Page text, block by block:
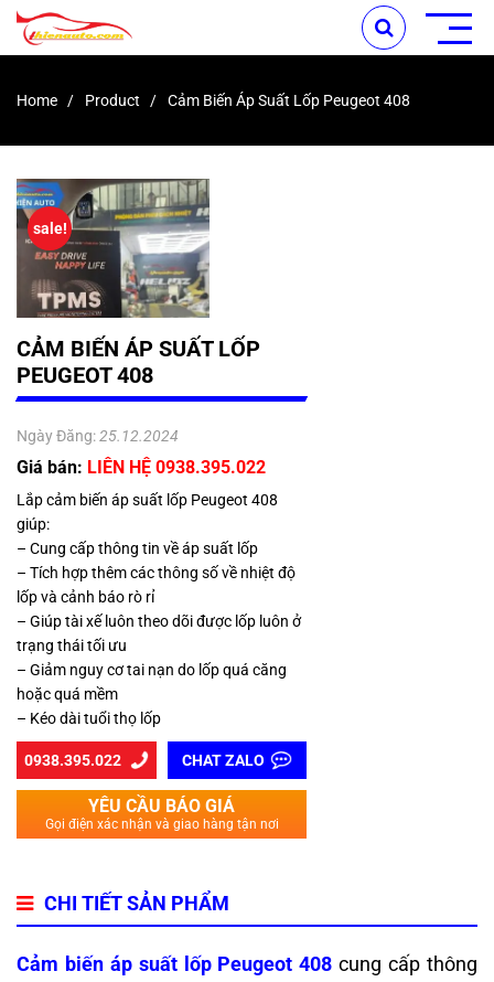
Home Product Cảm Biến Áp Suất Lốp Peugeot 408
sale!
CẢM BIẾN ÁP SUẤT LỐP
PEUGEOT 408
Ngày Đăng: 25.12.2024
Giá bán: LIÊN HỆ 0938.395.022
Lắp cảm biến áp suất lốp Peugeot 408
giúp:
– Cung cấp thông tin về áp suất lốp
– Tích hợp thêm các thông số về nhiệt độ
lốp và cảnh báo rò rỉ
– Giúp tài xế luôn theo dõi được lốp luôn ở
trạng thái tối ưu
– Giảm nguy cơ tai nạn do lốp quá căng
hoặc quá mềm
– Kéo dài tuổi thọ lốp
0938.395.022 CHAT ZALO
YÊU CẦU BÁO GIÁ
Gọi điện xác nhận và giao hàng tận nơi
CHI TIẾT SẢN PHẨM
Cảm biến áp suất lốp Peugeot 408cung cấp thông